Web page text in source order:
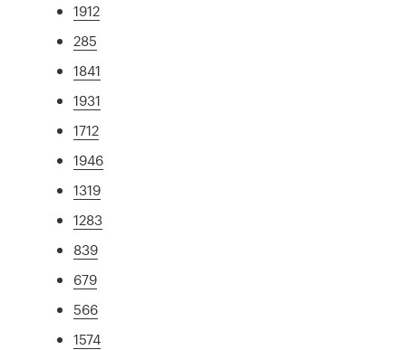
1912
285
1841
1931
1712
1946
1319
1283
839
679
566
1574